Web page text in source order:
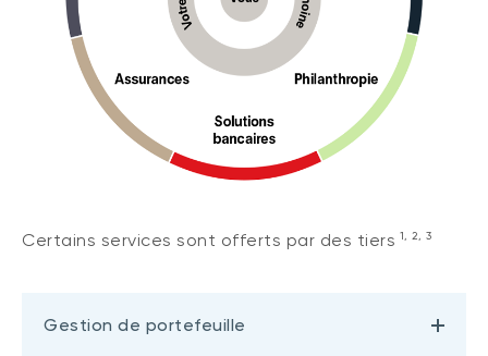
Certains services sont offerts par des tiers 1, 2, 3
Gestion de portefeuille